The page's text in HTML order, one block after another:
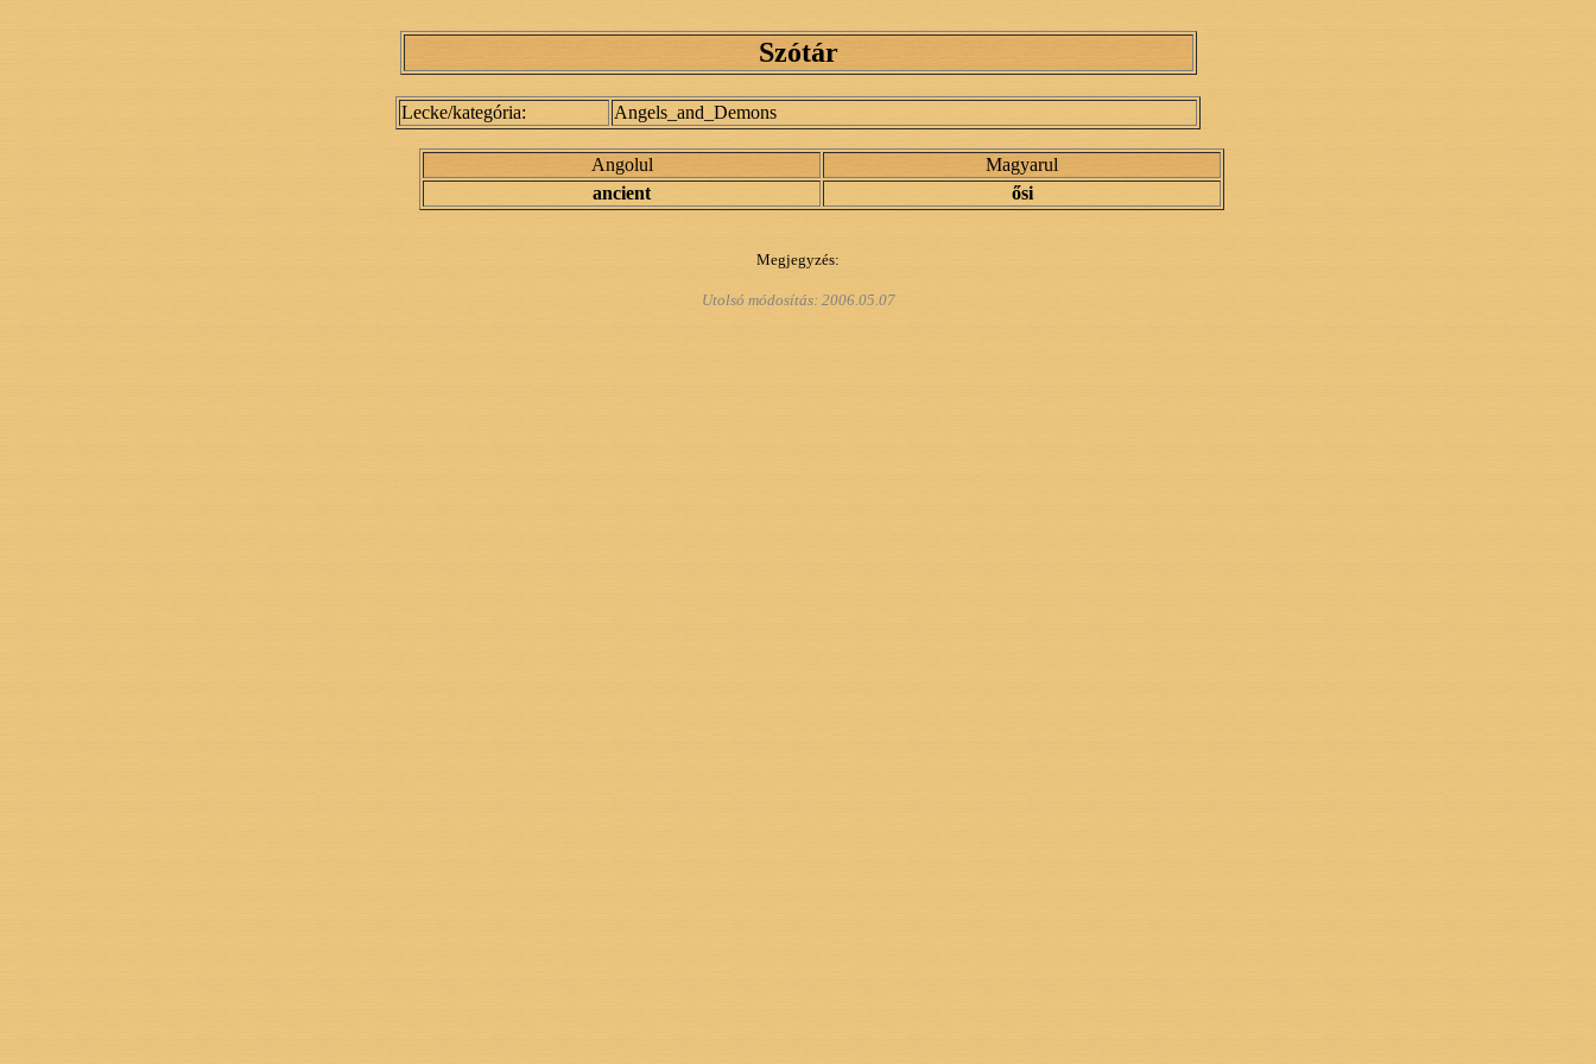
Szótár
Lecke/kategória: Angels_and_Demons
Angolul
Magyarul
ancient
ősi
Megjegyzés:
Utolsó módosítás: 2006.05.07